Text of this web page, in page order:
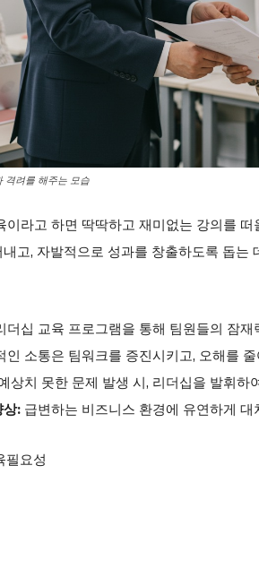
격려를 해주는 모습
이라고 하면 딱딱하고 재미없는 강의를
고, 자발적으로 성과를 창출하도록 돕는
더십 교육 프로그램을 통해 팀원들의 잠
인 소통은 팀워크를 증진시키고, 오해를
상치 못한 문제 발생 시, 리더십을 발휘하
상: 급변하는 비즈니스 환경에 유연하게 대
필요성